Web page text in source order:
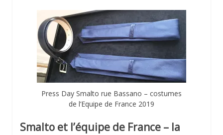
Press Day Smalto rue Bassano – costumes
de l’Equipe de France 2019
Smalto et l’équipe de France – la